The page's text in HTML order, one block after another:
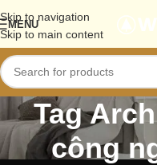
Skip to navigation
Skip to main content
MENU
Tag
công